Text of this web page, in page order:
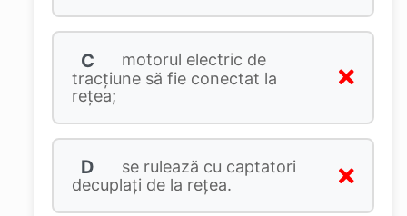
C
motorul electric de
tracțiune să fie conectat la
reţea;
D
se rulează cu captatori
decuplați de la rețea.